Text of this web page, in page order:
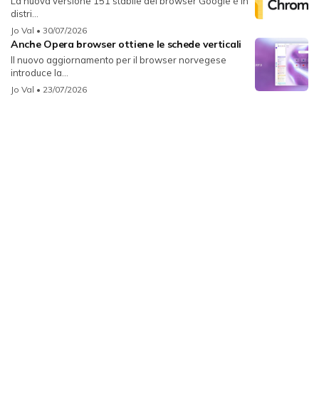
distri...
Jo Val • 30/07/2026
Anche Opera browser ottiene le schede verticali
Il nuovo aggiornamento per il browser norvegese
introduce la...
Jo Val • 23/07/2026